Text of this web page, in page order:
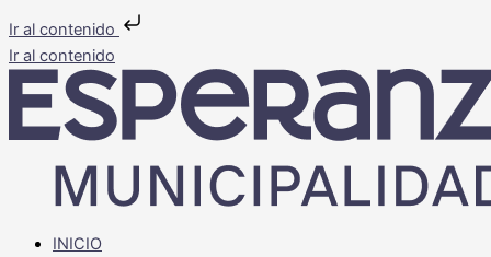
Ir al contenido
Ir al contenido
INICIO